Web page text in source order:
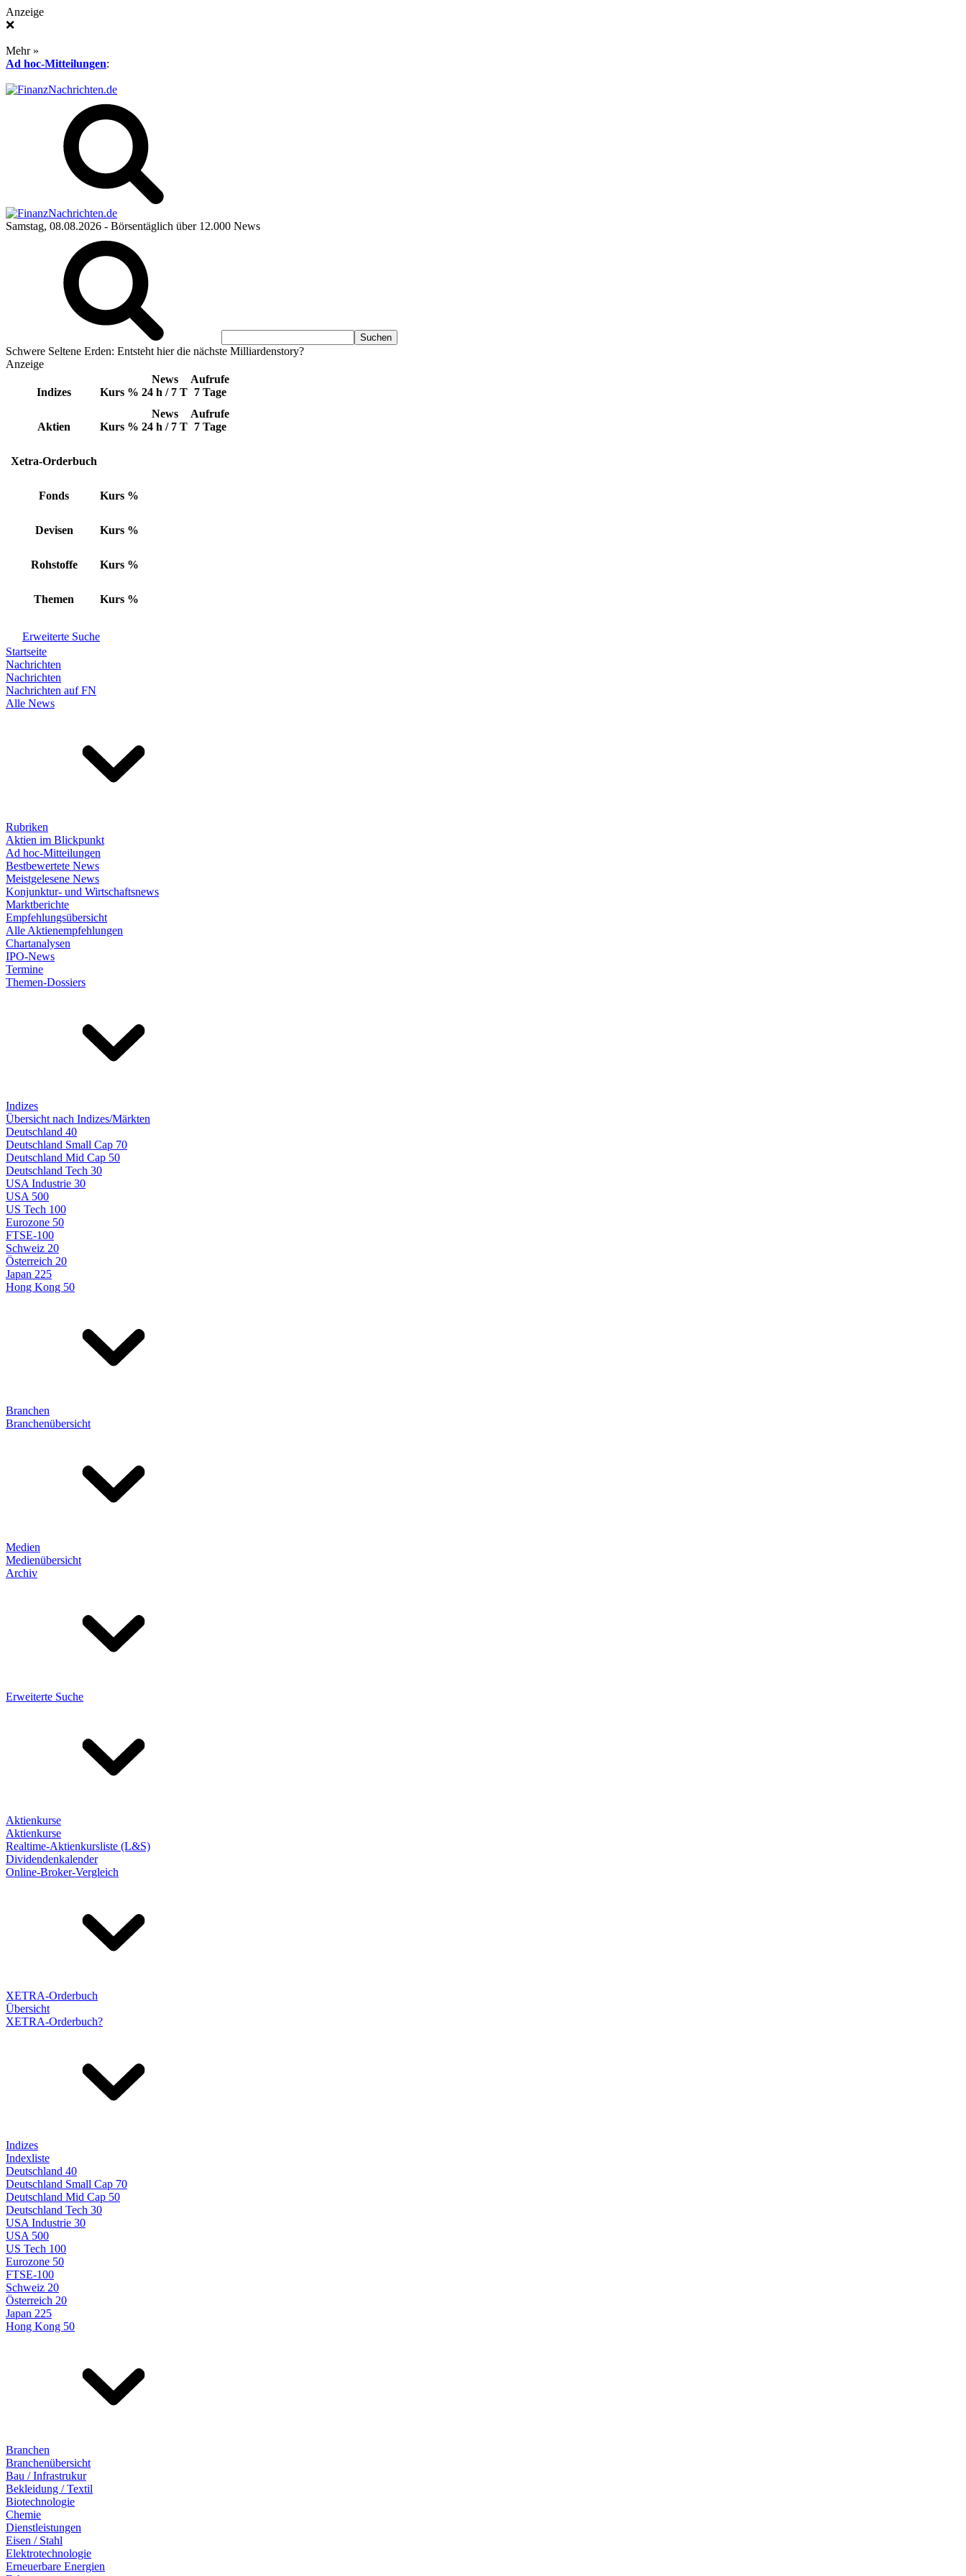
Anzeige
❌
Mehr »
Ad hoc-Mitteilungen:
Samstag, 08.08.2026 - Börsentäglich über 12.000 News
Schwere Seltene Erden: Entsteht hier die nächste Milliardenstory?
Anzeige
Indizes Kurs %
News
24 h / 7 T
Aufrufe
7 Tage
Aktien Kurs %
News
24 h / 7 T
Aufrufe
7 Tage
Xetra-Orderbuch
Fonds Kurs %
Devisen Kurs %
Rohstoffe Kurs %
Themen Kurs %
Erweiterte Suche
Startseite
Nachrichten
Nachrichten
Nachrichten auf FN
Alle News
Rubriken
Aktien im Blickpunkt
Ad hoc-Mitteilungen
Bestbewertete News
Meistgelesene News
Konjunktur- und Wirtschaftsnews
Marktberichte
Empfehlungsübersicht
Alle Aktienempfehlungen
Chartanalysen
IPO-News
Termine
Themen-Dossiers
Indizes
Übersicht nach Indizes/Märkten
Deutschland 40
Deutschland Small Cap 70
Deutschland Mid Cap 50
Deutschland Tech 30
USA Industrie 30
USA 500
US Tech 100
Eurozone 50
FTSE-100
Schweiz 20
Österreich 20
Japan 225
Hong Kong 50
Branchen
Branchenübersicht
Medien
Medienübersicht
Archiv
Erweiterte Suche
Aktienkurse
Aktienkurse
Realtime-Aktienkursliste (L&S)
Dividendenkalender
Online-Broker-Vergleich
XETRA-Orderbuch
Übersicht
XETRA-Orderbuch?
Indizes
Indexliste
Deutschland 40
Deutschland Small Cap 70
Deutschland Mid Cap 50
Deutschland Tech 30
USA Industrie 30
USA 500
US Tech 100
Eurozone 50
FTSE-100
Schweiz 20
Österreich 20
Japan 225
Hong Kong 50
Branchen
Branchenübersicht
Bau / Infrastrukur
Bekleidung / Textil
Biotechnologie
Chemie
Dienstleistungen
Eisen / Stahl
Elektrotechnologie
Erneuerbare Energien